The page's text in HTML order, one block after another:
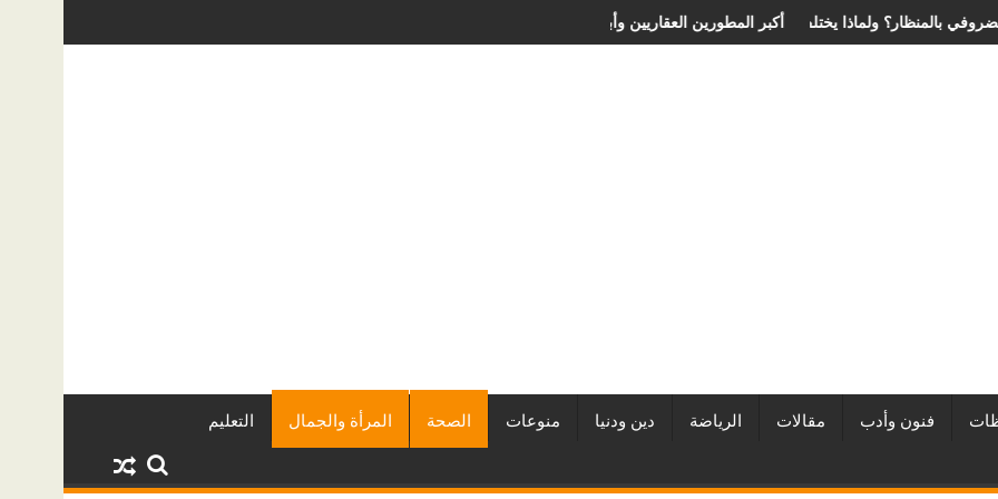
أفضل شركات التطوير العقاري في مصر من URE | أكبر المطورين العقاريين وأبرز المشروعاتسعر عملية الانزلاق الغضروفي بالمنظار؟ ولماذا يختلف من مريض لآخر؟
فنون وأدب مقالات الرياضة دين ودنيا منوعات الصحة المرأة والجمال التعليم